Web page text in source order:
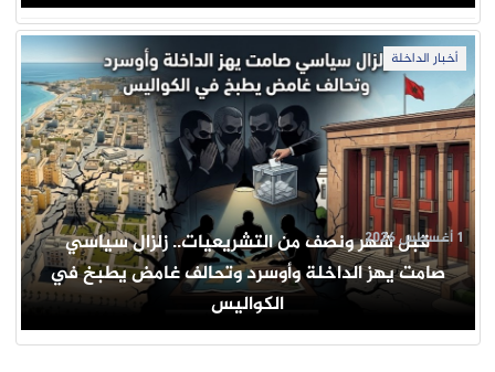
أخبار الداخلة
قبل شهر ونصف من التشريعيات.. زلزال سياسي
صامت يهز الداخلة وأوسرد وتحالف غامض يطبخ في
الكواليس
1 أغسطس 2026